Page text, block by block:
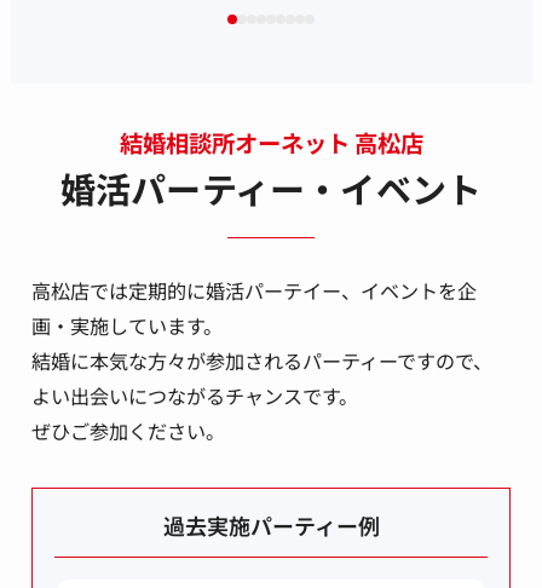
結婚相談所オーネット 高松店
婚活パーティー・イベント
高松店では定期的に婚活パーテイー、イベントを企
画・実施しています。
結婚に本気な方々が参加されるパーティーですので、
よい出会いにつながるチャンスです。
ぜひご参加ください。
過去実施パーティー例